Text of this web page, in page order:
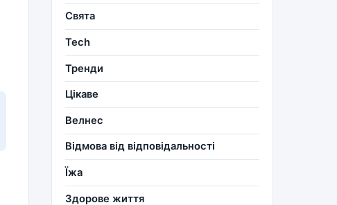
Свята
Tech
Тренди
Цікаве
Велнес
Відмова від відповідальності
Їжа
Здорове життя